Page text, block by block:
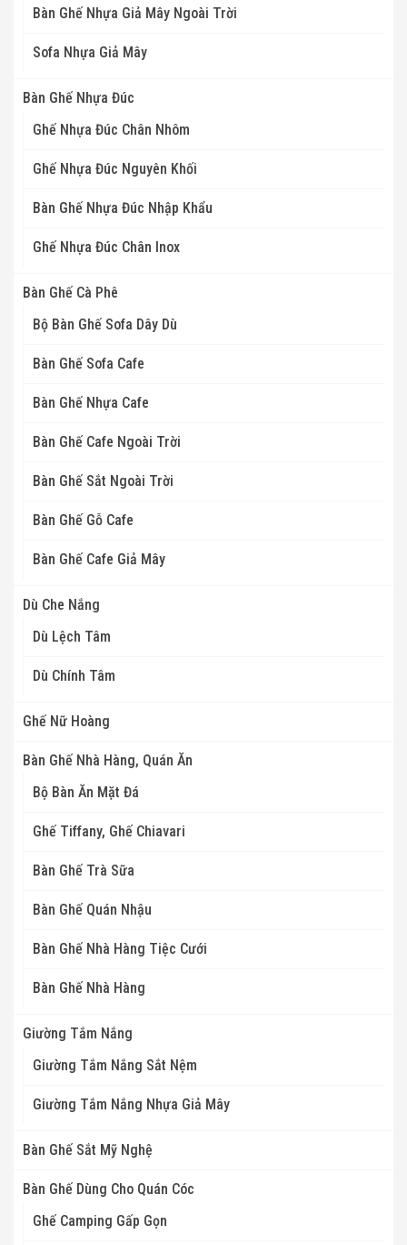
Bàn Ghế Nhựa Giả Mây Ngoài Trời
Sofa Nhựa Giả Mây
Bàn Ghế Nhựa Đúc
Ghế Nhựa Đúc Chân Nhôm
Ghế Nhựa Đúc Nguyên Khối
Bàn Ghế Nhựa Đúc Nhập Khẩu
Ghế Nhựa Đúc Chân Inox
Bàn Ghế Cà Phê
Bộ Bàn Ghế Sofa Dây Dù
Bàn Ghế Sofa Cafe
Bàn Ghế Nhựa Cafe
Bàn Ghế Cafe Ngoài Trời
Bàn Ghế Sắt Ngoài Trời
Bàn Ghế Gỗ Cafe
Bàn Ghế Cafe Giả Mây
Dù Che Nắng
Dù Lệch Tâm
Dù Chính Tâm
Ghế Nữ Hoàng
Bàn Ghế Nhà Hàng, Quán Ăn
Bộ Bàn Ăn Mặt Đá
Ghế Tiffany, Ghế Chiavari
Bàn Ghế Trà Sữa
Bàn Ghế Quán Nhậu
Bàn Ghế Nhà Hàng Tiệc Cưới
Bàn Ghế Nhà Hàng
Giường Tắm Nắng
Giường Tắm Nắng Sắt Nệm
Giường Tắm Nắng Nhựa Giả Mây
Bàn Ghế Sắt Mỹ Nghệ
Bàn Ghế Dùng Cho Quán Cóc
Ghế Camping Gấp Gọn